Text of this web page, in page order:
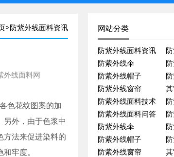
>防紫外线面料资讯
外线面料网
色花纹图案的加
另外，由于色浆中
方法来促进染料的
牢度。
网站分类
防紫外线面料资讯
防紫外线伞
防紫外线帽子
防紫外线窗帘
防紫外线面料技术
防紫外线面料问答
防紫外线伞
防紫外线帽子
防紫外线窗帘